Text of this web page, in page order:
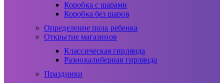
Коробка с шарами
Коробка без шаров
Определение пола ребенка
Открытие магазинов
Классическая гирлянда
Разнокалиберная гирлянда
Праздники